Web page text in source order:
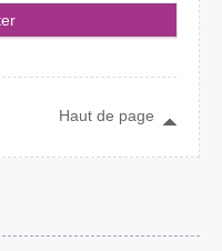
Haut de page